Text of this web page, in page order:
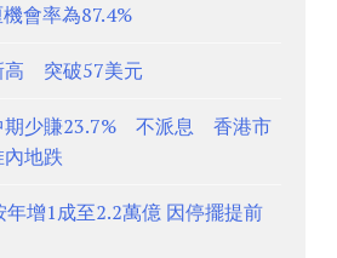
會率為87.4%
高 突破57美元
期少賺23.7% 不派息 香港市
地跌
年增1成至2.2萬億 因停擺提前